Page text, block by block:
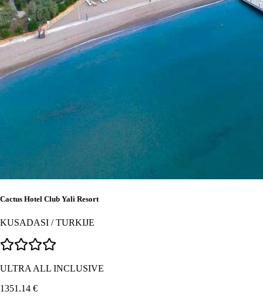
Cactus Hotel Club Yali Resort
KUSADASI /TURKIJE
ULTRA ALL INCLUSIVE
1351.14 €